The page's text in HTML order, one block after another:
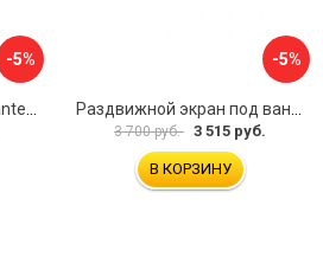
-5% -5%
3 700 руб. 3 515 руб.
В КОРЗИНУ